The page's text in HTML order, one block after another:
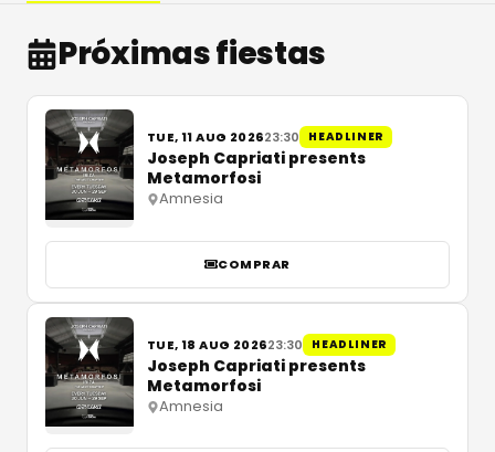
Próximas fiestas
TUE, 11 AUG 202623:30 HEADLINER
Joseph Capriati presents
Metamorfosi
Amnesia
COMPRAR
TUE, 18 AUG 202623:30 HEADLINER
Joseph Capriati presents
Metamorfosi
Amnesia